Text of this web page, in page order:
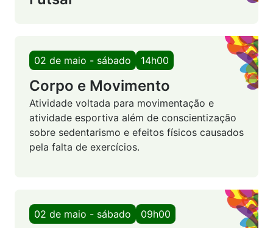
02 de maio - sábado 14h00
Corpo e Movimento
Atividade voltada para movimentação e
atividade esportiva além de conscientização
sobre sedentarismo e efeitos físicos causados
pela falta de exercícios.
02 de maio - sábado 09h00